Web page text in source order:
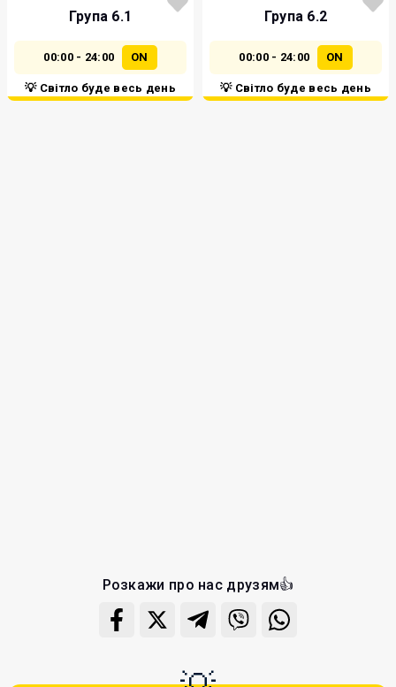
Група 6.1
00:00 - 24:00 ON
💡 Світло буде весь день
Група 6.2
00:00 - 24:00 ON
💡 Світло буде весь день
Розкажи про нас друзям👍